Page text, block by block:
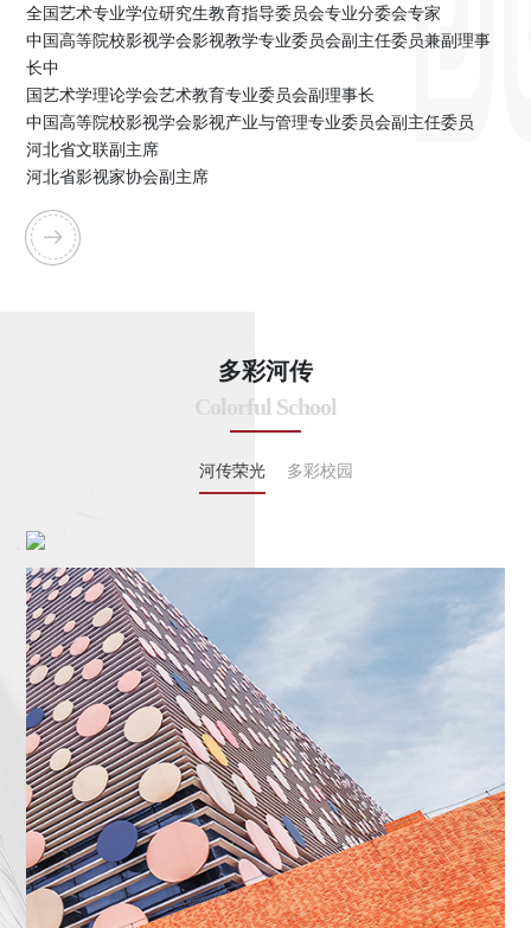
全国艺术专业学位研究生教育指导委员会专业分委会专家
中国高等院校影视学会影视教学专业委员会副主任委员兼副理事
长中
国艺术学理论学会艺术教育专业委员会副理事长
中国高等院校影视学会影视产业与管理专业委员会副主任委员
河北省文联副主席
河北省影视家协会副主席
多彩河传
Colorful School
河传荣光 多彩校园